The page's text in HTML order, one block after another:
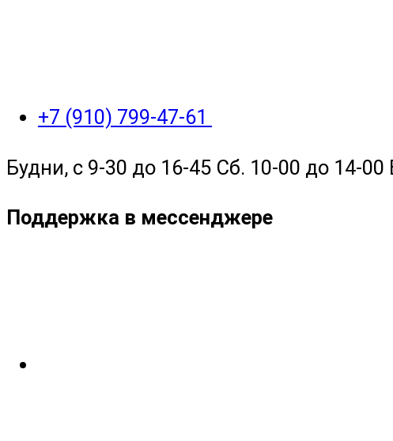
+7 (910) 799-47-61
Будни, с 9-30 до 16-45 Сб. 10-00 до 14-00
Поддержка в мессенджере